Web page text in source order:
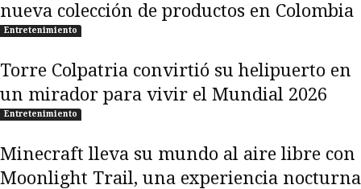
nueva colección de productos en Colombia
Entretenimiento
Torre Colpatria convirtió su helipuerto en
un mirador para vivir el Mundial 2026
Entretenimiento
Minecraft lleva su mundo al aire libre con
Moonlight Trail, una experiencia nocturna